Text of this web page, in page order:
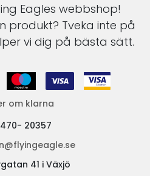
Eagles webbshop!
produkt? Tveka inte på
vi dig på bästa sätt.
om klarna
20357
41 i Växjö